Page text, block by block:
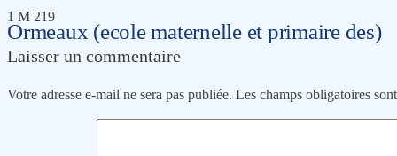
Ormeaux (ecole maternelle et primaire des)
1 M 219
Laisser un commentaire
Votre adresse e-mail ne sera pas publiée. Les champs obligatoires